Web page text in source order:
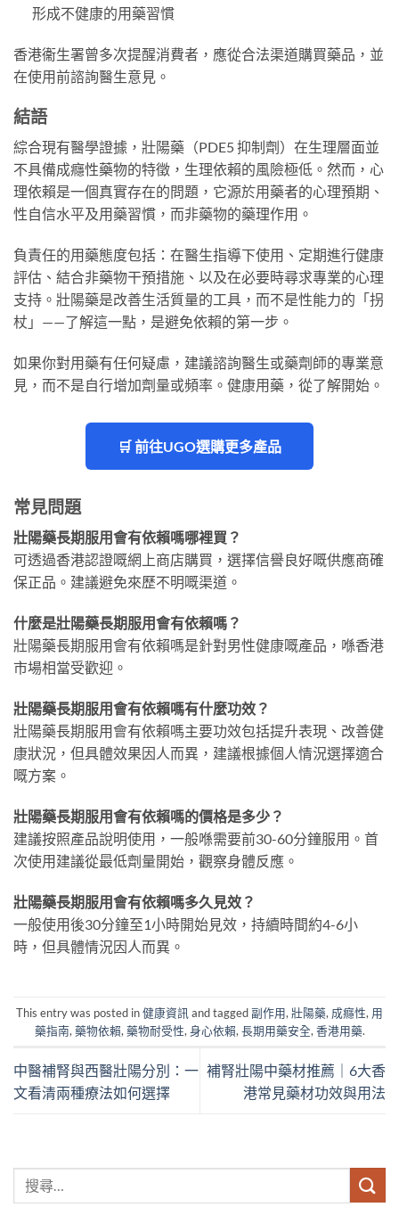
形成不健康的用藥習慣
香港衞生署曾多次提醒消費者，應從合法渠道購買藥品，並
在使用前諮詢醫生意見。
結語
綜合現有醫學證據，壯陽藥（PDE5 抑制劑）在生理層面並
不具備成癮性藥物的特徵，生理依賴的風險極低。然而，心
理依賴是一個真實存在的問題，它源於用藥者的心理預期、
性自信水平及用藥習慣，而非藥物的藥理作用。
負責任的用藥態度包括：在醫生指導下使用、定期進行健康
評估、結合非藥物干預措施、以及在必要時尋求專業的心理
支持。壯陽藥是改善生活質量的工具，而不是性能力的「拐
杖」——了解這一點，是避免依賴的第一步。
如果你對用藥有任何疑慮，建議諮詢醫生或藥劑師的專業意
見，而不是自行增加劑量或頻率。健康用藥，從了解開始。
🛒 前往UGO選購更多產品
常見問題
壯陽藥長期服用會有依賴嗎哪裡買？
可透過香港認證嘅網上商店購買，選擇信譽良好嘅供應商確
保正品。建議避免來歷不明嘅渠道。
什麼是壯陽藥長期服用會有依賴嗎？
壯陽藥長期服用會有依賴嗎是針對男性健康嘅產品，喺香港
市場相當受歡迎。
壯陽藥長期服用會有依賴嗎有什麼功效？
壯陽藥長期服用會有依賴嗎主要功效包括提升表現、改善健
康狀況，但具體效果因人而異，建議根據個人情況選擇適合
嘅方案。
壯陽藥長期服用會有依賴嗎的價格是多少？
建議按照產品說明使用，一般喺需要前30-60分鐘服用。首
次使用建議從最低劑量開始，觀察身體反應。
壯陽藥長期服用會有依賴嗎多久見效？
一般使用後30分鐘至1小時開始見效，持續時間約4-6小
時，但具體情況因人而異。
This entry was posted in健康資訊 and tagged副作用, 壯陽藥, 成癮性, 用
藥指南, 藥物依賴, 藥物耐受性, 身心依賴, 長期用藥安全, 香港用藥.
中醫補腎與西醫壯陽分別：一
文看清兩種療法如何選擇
補腎壯陽中藥材推薦｜6大香
港常見藥材功效與用法